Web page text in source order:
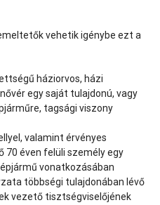
vehetik igénybe ezt a
háziorvos, házi
egy saját tulajdonú, vagy
tagsági viszony
valamint érvényes
70 éven felüli személy egy
vonatkozásában
többségi tulajdonában lévő
vezető tisztségviselőjének